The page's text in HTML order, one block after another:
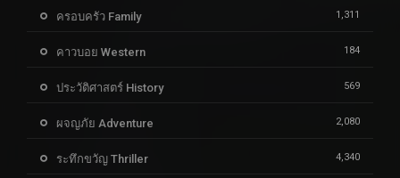
ครอบครัว Family 1,311
คาวบอย Western 184
ประวัติศาสตร์ History 569
ผจญภัย Adventure 2,080
ระทึกขวัญ Thriller 4,340